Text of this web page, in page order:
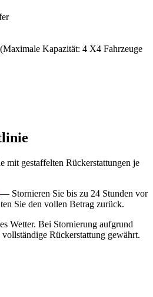
Kapazität: 4 X4 Fahrzeuge
mit gestaffelten Rückerstattungen je
— Stornieren Sie bis zu 24 Stunden vor
Sie den vollen Betrag zurück.
Wetter. Bei Stornierung aufgrund
Rückerstattung gewährt.